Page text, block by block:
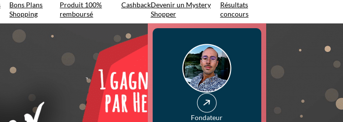
Bons Plans
Shopping
Produit 100%
remboursé
CashbackDevenir un Mystery
Shopper
Résultats
concours
Fondateur